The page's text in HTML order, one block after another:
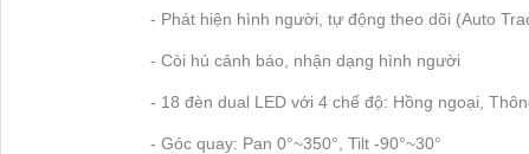
- Phát hiện hình người, tự động theo dõi (Auto
- Còi hú cảnh báo, nhận dạng hình người
- 18 đèn dual LED với 4 chế độ: Hồng ngoại,
- Góc quay: Pan 0°~350°, Tilt -90°~30°